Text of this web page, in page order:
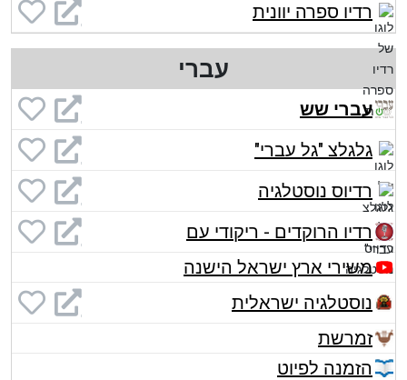
רדיו ספרה יוונית
עברי
עברי שש
גלגלצ "גל עברי"
רדיוס נוסטלגיה
רדיו הרוקדים - ריקודי עם
משירי ארץ ישראל הישנה
נוסטלגיה ישראלית
זמרשת
הזמנה לפיוט